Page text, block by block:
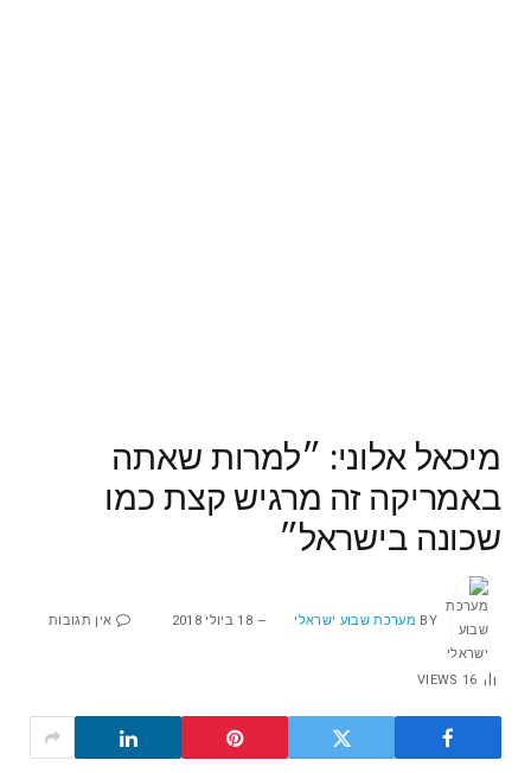
מיכאל אלוני: ״למרות שאתה
באמריקה זה מרגיש קצת כמו
שכונה בישראל״
BY מערכת שבוע ישראלי 18 ביולי 2018 אין תגובות
16
VIEWS